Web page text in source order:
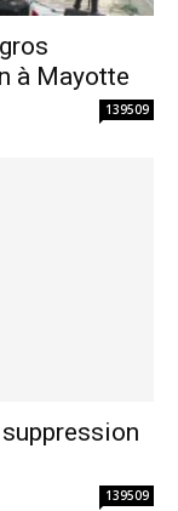
à Mayotte
139509
139509